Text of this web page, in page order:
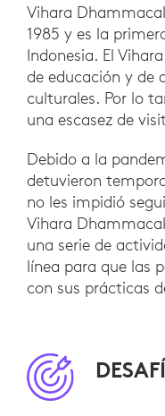
Vihara
1985 y es la
Indonesia. El
de educación y de
culturales. Por lo
una escasez de
Debido a la
detuvieron
no les impidió
Vihara
una serie de
línea para que las
con sus prácticas